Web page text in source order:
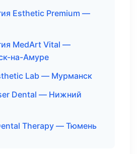
Esthetic Premium —
MedArt Vital —
на-Амуре
Lab — Мурманск
Dental — Нижний
Therapy — Тюмень